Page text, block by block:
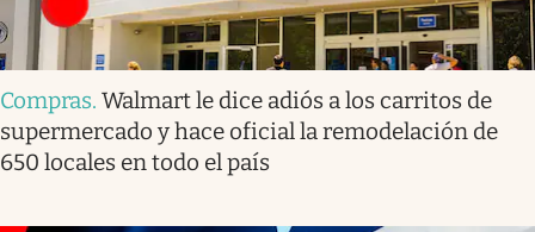
Compras. Walmart le dice adiós a los carritos de
supermercado y hace oficial la remodelación de
650 locales en todo el país